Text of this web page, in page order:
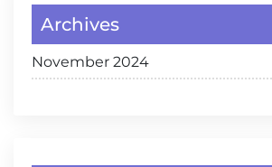
Archives
November 2024